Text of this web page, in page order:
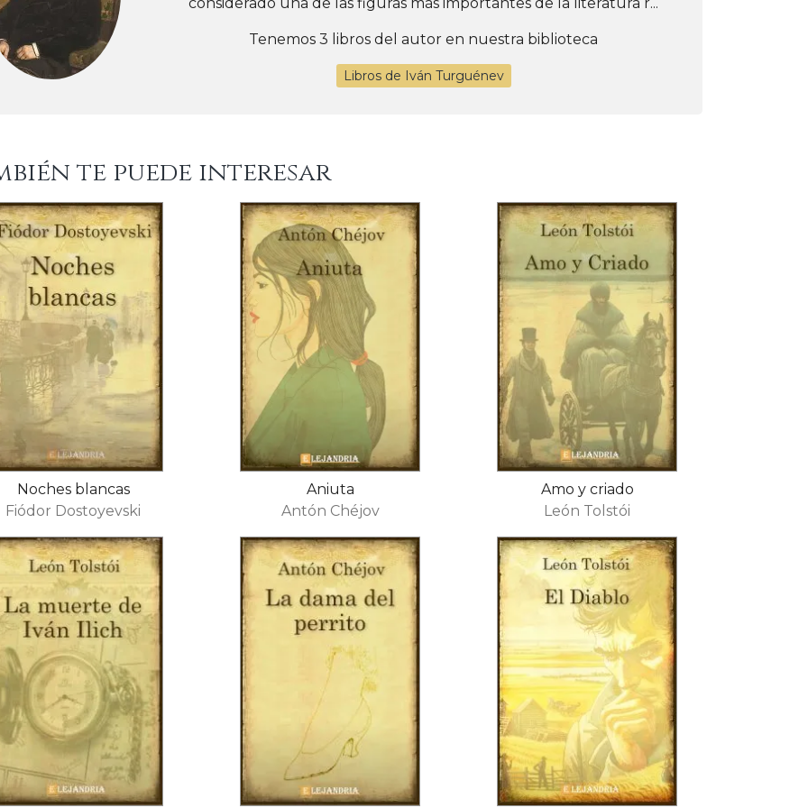
considerado una de las figuras más importantes de la literatura r...
Tenemos 3 libros del autor en nuestra biblioteca
Libros de Iván Turguénev
te puede interesar
Noches blancas
Fiódor Dostoyevski
Aniuta
Antón Chéjov
Amo y criado
León Tolstói